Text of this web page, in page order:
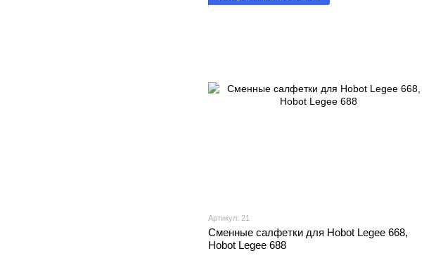
Артикул: 21
Сменные салфетки для Hobot Legee 668,
Hobot Legee 688